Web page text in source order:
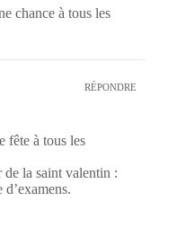
chance à tous les
RÉPONDRE
fête à tous les
de la saint valentin :